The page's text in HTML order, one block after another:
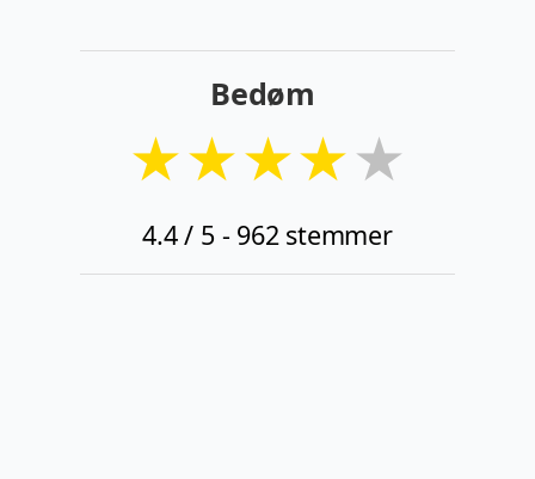
Bedøm
★★★★★
4.4/ 5 - 962 stemmer